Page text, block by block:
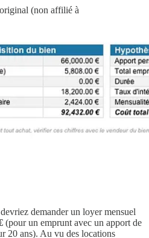
(non affilié à
demander un loyer mensuel
(pour un emprunt avec un apport de
20 ans). Au vu des locations